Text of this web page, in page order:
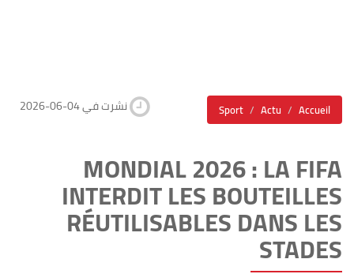
Sport Actu Accueil 2026-06-04 نشرت في
MONDIAL 2026 : LA FIFA
INTERDIT LES BOUTEILLES
RÉUTILISABLES DANS LES
STADES